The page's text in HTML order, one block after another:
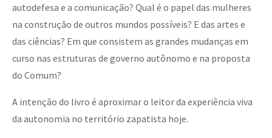
autodefesa e a comunicação? Qual é o papel das mulheres
na construção de outros mundos possíveis? E das artes e
das ciências? Em que consistem as grandes mudanças em
curso nas estruturas de governo autônomo e na proposta
do Comum?
A intenção do livro é aproximar o leitor da experiência viva
da autonomia no território zapatista hoje.